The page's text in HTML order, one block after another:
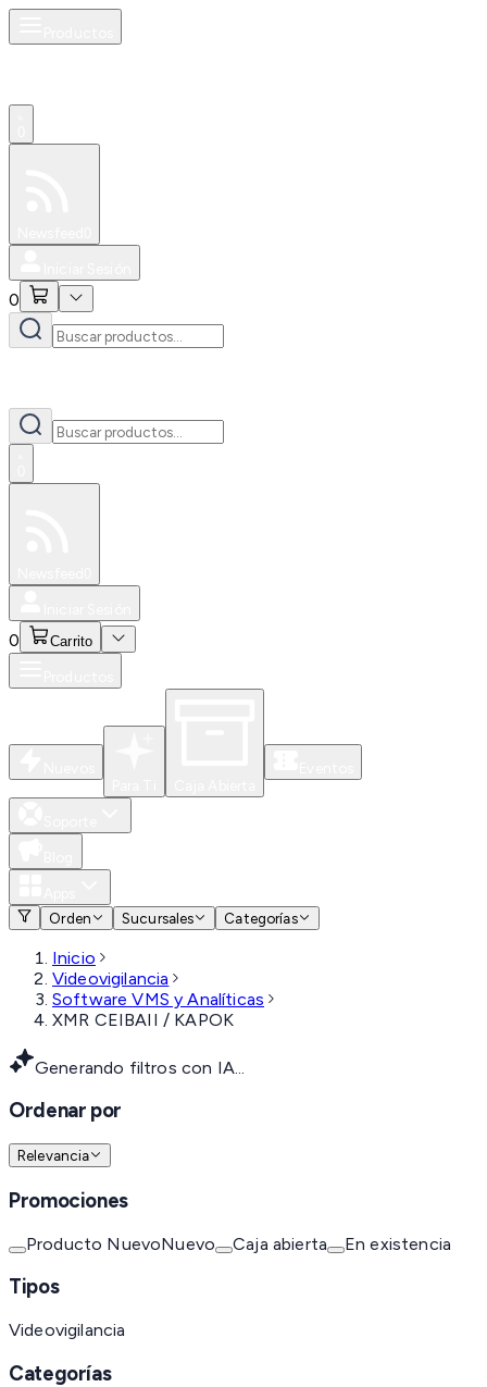
0
0 Carrito
Orden
Sucursales Categorías
Inicio
Videovigilancia
Software VMS y Analíticas
XMR CEIBAII / KAPOK
Generando filtros con IA...
Ordenar por
Relevancia
Promociones
Producto NuevoNuevo Caja abierta En existencia
Tipos
Videovigilancia
Categorías